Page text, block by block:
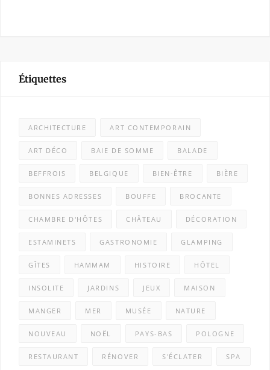
Étiquettes
ARCHITECTURE ART CONTEMPORAIN
ART DÉCO BAIE DE SOMME BALADE
BEFFROIS BELGIQUE BIEN-ÊTRE BIÈRE
BONNES ADRESSES BOUFFE BROCANTE
CHAMBRE D'HÔTES CHÂTEAU DÉCORATION
ESTAMINETS GASTRONOMIE GLAMPING
GÎTES HAMMAM HISTOIRE HÔTEL
INSOLITE JARDINS JEUX MAISON
MANGER MER MUSÉE NATURE
NOUVEAU NOËL PAYS-BAS POLOGNE
RESTAURANT RÉNOVER S'ÉCLATER SPA